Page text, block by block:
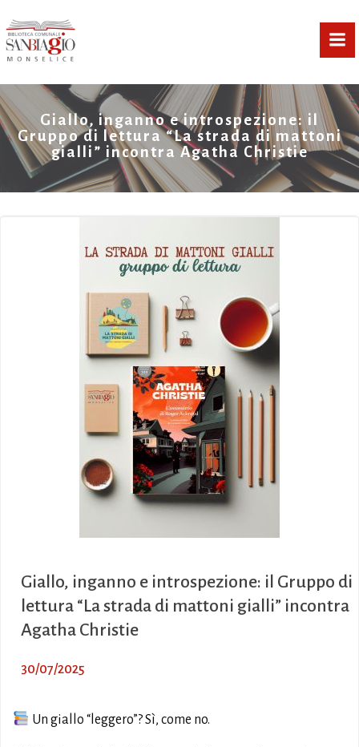
Giallo, inganno e introspezione: il
Gruppo di lettura “La strada di mattoni
gialli” incontra Agatha Christie
Giallo, inganno e introspezione: il Gruppo di
lettura “La strada di mattoni gialli” incontra
Agatha Christie
30/07/2025
Un giallo “leggero”? Sì, come no.